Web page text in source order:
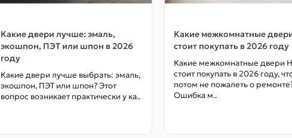
Какие двери лучше: эмаль,
экошпон, ПЭТ или шпон в 2026
году
Какие двери лучше выбрать: эмаль,
экошпон, ПЭТ или шпон? Этот
вопрос возникает практически у ка..
Какие межкомнатные
стоит покупать в 2026 году
Какие межкомнатные двери
стоит покупать в 2026 году,
потом не пожалеть о
Ошибка м..